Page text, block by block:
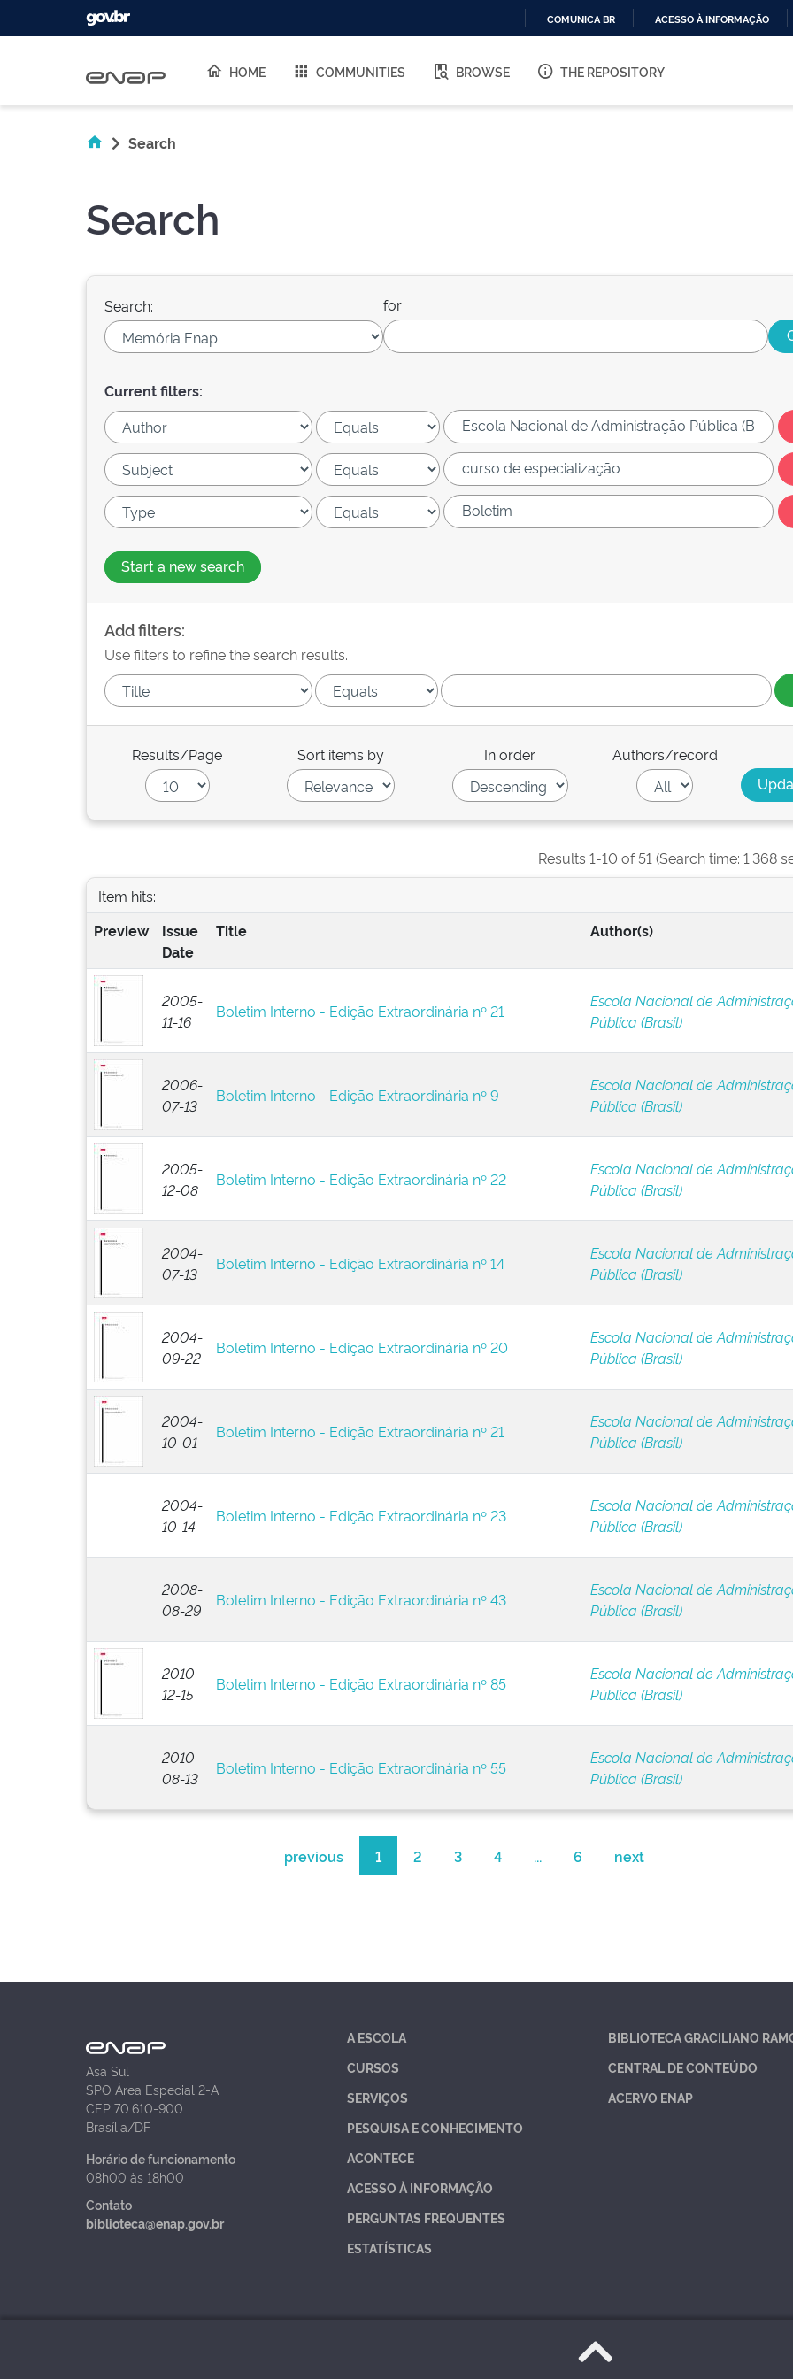
O
COMUNICA BR ACESSO À INFORMAÇÃO
HOME COMMUNITIES BROWSE THE REPOSITORY
Search
Search
Search: for
Current filters:
Start a new search
Add filters:
Use filters to refine the search results.
Results/Page Sort items by In order Authors/record
Results 1-10 of 51 (Search time: 1.368
Item hits:
Preview
Issue
Date
Title Author(s)
2005-
11-16
Boletim Interno - Edição Extraordinária nº 21
Escola Nacional de
Pública (Brasil)
2006-
07-13
Boletim Interno - Edição Extraordinária nº 9
Escola Nacional de
Pública (Brasil)
2005-
12-08
Boletim Interno - Edição Extraordinária nº 22
Escola Nacional de
Pública (Brasil)
2004-
07-13
Boletim Interno - Edição Extraordinária nº 14
Escola Nacional de
Pública (Brasil)
2004-
09-22
Boletim Interno - Edição Extraordinária nº 20
Escola Nacional de
Pública (Brasil)
2004-
10-01
Boletim Interno - Edição Extraordinária nº 21
Escola Nacional de
Pública (Brasil)
2004-
10-14
Boletim Interno - Edição Extraordinária nº 23
Escola Nacional de
Pública (Brasil)
2008-
08-29
Boletim Interno - Edição Extraordinária nº 43
Escola Nacional de
Pública (Brasil)
2010-
12-15
Boletim Interno - Edição Extraordinária nº 85
Escola Nacional de
Pública (Brasil)
2010-
08-13
Boletim Interno - Edição Extraordinária nº 55
Escola Nacional de
Pública (Brasil)
previous 1 2 3 4 ... 6 next
Asa Sul
SPO Área Especial 2-A
CEP 70.610-900
Brasília/DF
Horário de funcionamento
08h00 às 18h00
Contato
biblioteca@enap.gov.br
A ESCOLA
CURSOS
SERVIÇOS
PESQUISA E CONHECIMENTO
ACONTECE
ACESSO À INFORMAÇÃO
PERGUNTAS FREQUENTES
ESTATÍSTICAS
BIBLIOTECA GRACILIANO
CENTRAL DE CONTEÚDO
ACERVO ENAP